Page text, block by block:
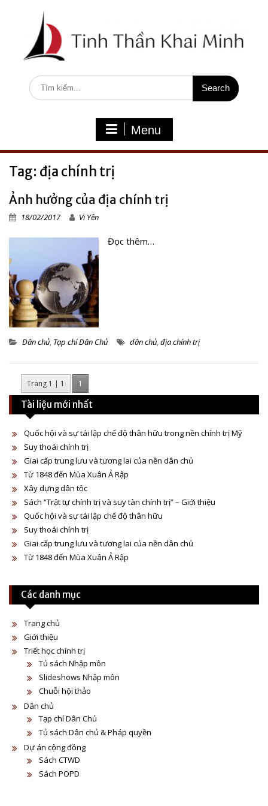
S
e
f
r
:
Menu
Tag: địa chính trị
Ảnh hưởng của địa chính trị
18/02/2017 Vi Yên
Đọc thêm…
Dân chủ, Tạp chí Dân Chủ dân chủ,địa chính trị
Trang 1 | 1 1
Tài liệu mới nhất
Quốc hội và sự tái lập chế độ thân hữu trong nền chính trị Mỹ
Suy thoái chính trị
Giai cấp trung lưu và tương lai của nền dân chủ
Từ 1848 đến Mùa Xuân Ả Rập
Xây dựng dân tộc
Sách “Trật tự chính trị và suy tàn chính trị” – Giới thiệu
Quốc hội và sự tái lập chế độ thân hữu
Suy thoái chính trị
Giai cấp trung lưu và tương lai của nền dân chủ
Từ 1848 đến Mùa Xuân Ả Rập
Các danh mục
Trang chủ
Giới thiệu
Triết học chính trị
Tủ sách Nhập môn
Slideshows Nhập môn
Chuỗi hội thảo
Dân chủ
Tạp chí Dân Chủ
Tủ sách Dân chủ & Pháp quyền
Dự án cộng đồng
Sách CTWD
Sách POPD